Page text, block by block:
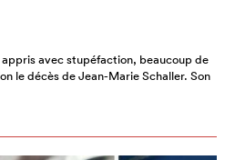
appris avec stupéfaction, beaucoup de
le décès de Jean-Marie Schaller. Son